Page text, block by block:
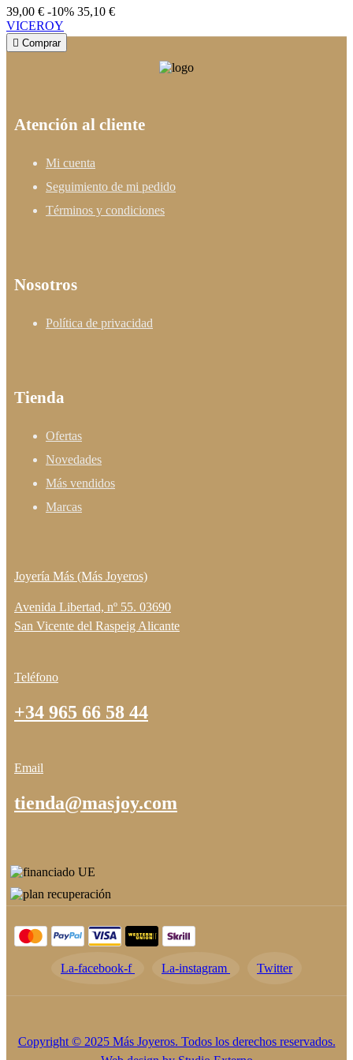
39,00 € -10% 35,10 €
VICEROY
 Comprar
Atención al cliente
Mi cuenta
Seguimiento de mi pedido
Términos y condiciones
Nosotros
Política de privacidad
Tienda
Ofertas
Novedades
Más vendidos
Marcas
Joyería Más (Más Joyeros)
Avenida Libertad, nº 55. 03690
San Vicente del Raspeig Alicante
Teléfono
+34 965 66 58 44
Email
tienda@masjoy.com
La-facebook-f La-instagram Twitter
Copyright © 2025 Más Joyeros. Todos los derechos reservados.